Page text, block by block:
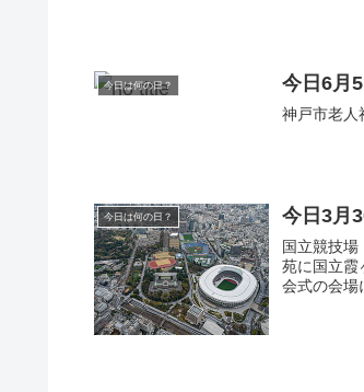
今日は何の日？ 今日6月
神戸市老人
今日は何の日？ 今日3月
国立競技
苑に国立霞
会式の会場